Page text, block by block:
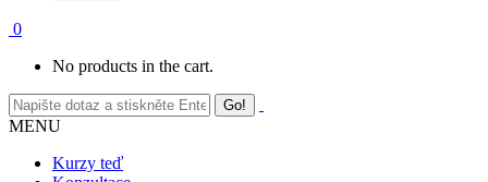
0
No products in the cart.
MENU
Kurzy teď